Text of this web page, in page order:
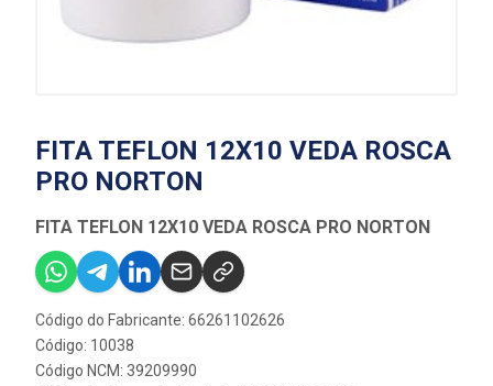
FITA TEFLON 12X10 VEDA ROSCA
PRO NORTON
FITA TEFLON 12X10 VEDA ROSCA PRO NORTON
Código do Fabricante: 66261102626
Código: 10038
Código NCM: 39209990